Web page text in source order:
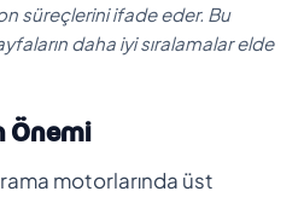
süreçlerini ifade eder. Bu
daha iyi sıralamalar elde
Önemi
motorlarında üst